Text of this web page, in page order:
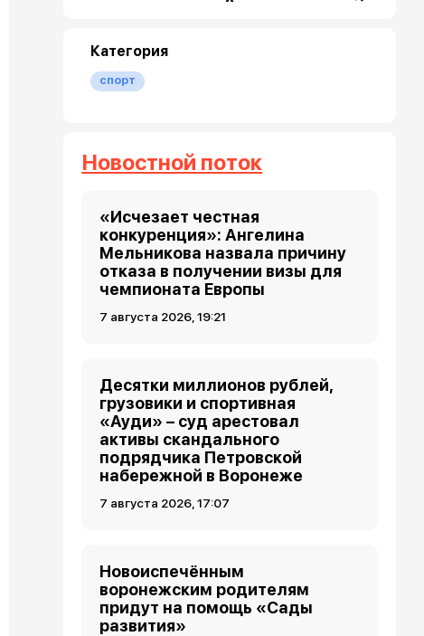
Категория
спорт
Новостной поток
«Исчезает честная
конкуренция»: Ангелина
Мельникова назвала причину
отказа в получении визы для
чемпионата Европы
7 августа 2026, 19:21
Десятки миллионов рублей,
грузовики и спортивная
«Ауди» – суд арестовал
активы скандального
подрядчика Петровской
набережной в Воронеже
7 августа 2026, 17:07
Новоиспечённым
воронежским родителям
придут на помощь «Сады
развития»